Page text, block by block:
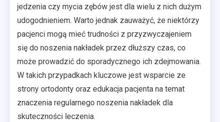
jedzenia czy mycia zębów jest dla wielu z nich dużym
udogodnieniem. Warto jednak zauważyć, że niektórzy
pacjenci mogą mieć trudności z przyzwyczajeniem
się do noszenia nakładek przez dłuższy czas, co
może prowadzić do sporadycznego ich zdejmowania.
W takich przypadkach kluczowe jest wsparcie ze
strony ortodonty oraz edukacja pacjenta na temat
znaczenia regularnego noszenia nakładek dla
skuteczności leczenia.